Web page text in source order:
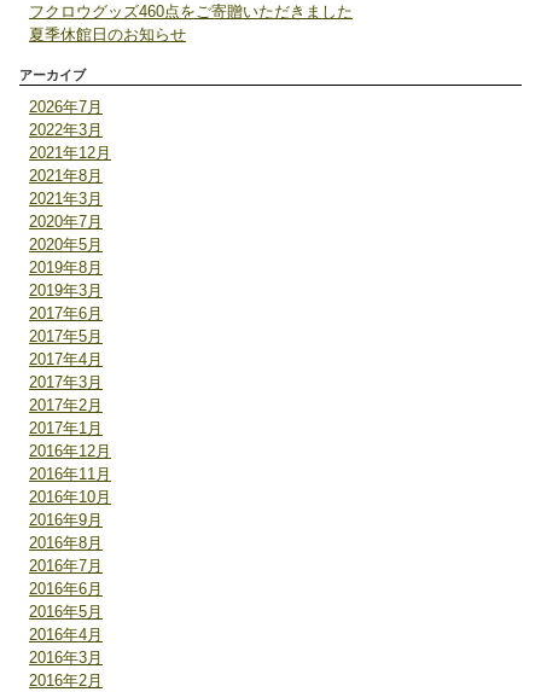
フクロウグッズ460点をご寄贈いただきました
夏季休館日のお知らせ
アーカイブ
2026年7月
2022年3月
2021年12月
2021年8月
2021年3月
2020年7月
2020年5月
2019年8月
2019年3月
2017年6月
2017年5月
2017年4月
2017年3月
2017年2月
2017年1月
2016年12月
2016年11月
2016年10月
2016年9月
2016年8月
2016年7月
2016年6月
2016年5月
2016年4月
2016年3月
2016年2月